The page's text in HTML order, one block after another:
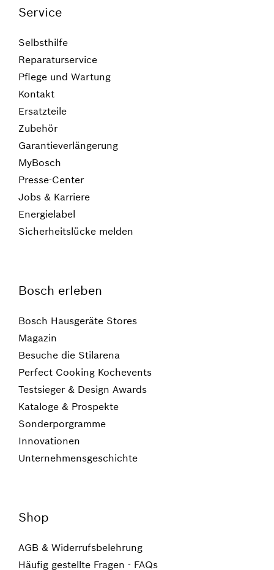
Service
Selbsthilfe
Reparaturservice
Pflege und Wartung
Kontakt
Ersatzteile
Zubehör
Garantieverlängerung
MyBosch
Presse-Center
Jobs & Karriere
Energielabel
Sicherheitslücke melden
Bosch erleben
Bosch Hausgeräte Stores
Magazin
Besuche die Stilarena
Perfect Cooking Kochevents
Testsieger & Design Awards
Kataloge & Prospekte
Sonderporgramme
Innovationen
Unternehmensgeschichte
Shop
AGB & Widerrufsbelehrung
Häufig gestellte Fragen - FAQs